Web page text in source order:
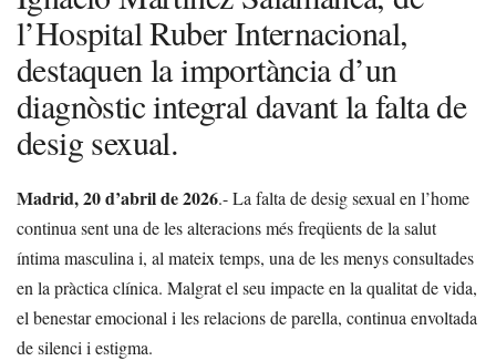
l’Hospital Ruber Internacional,
destaquen la importància d’un
diagnòstic integral davant la falta de
desig sexual.
Madrid, 20 d’abril de 2026.- La falta de desig sexual en l’home
continua sent una de les alteracions més freqüents de la salut
íntima masculina i, al mateix temps, una de les menys consultades
en la pràctica clínica. Malgrat el seu impacte en la qualitat de vida,
el benestar emocional i les relacions de parella, continua envoltada
de silenci i estigma.